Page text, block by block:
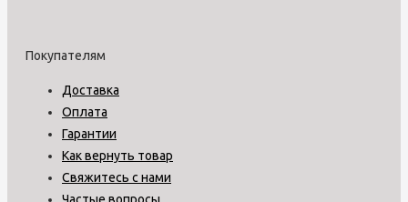
Покупателям
Доставка
Оплата
Гарантии
Как вернуть товар
Свяжитесь с нами
Частые вопросы